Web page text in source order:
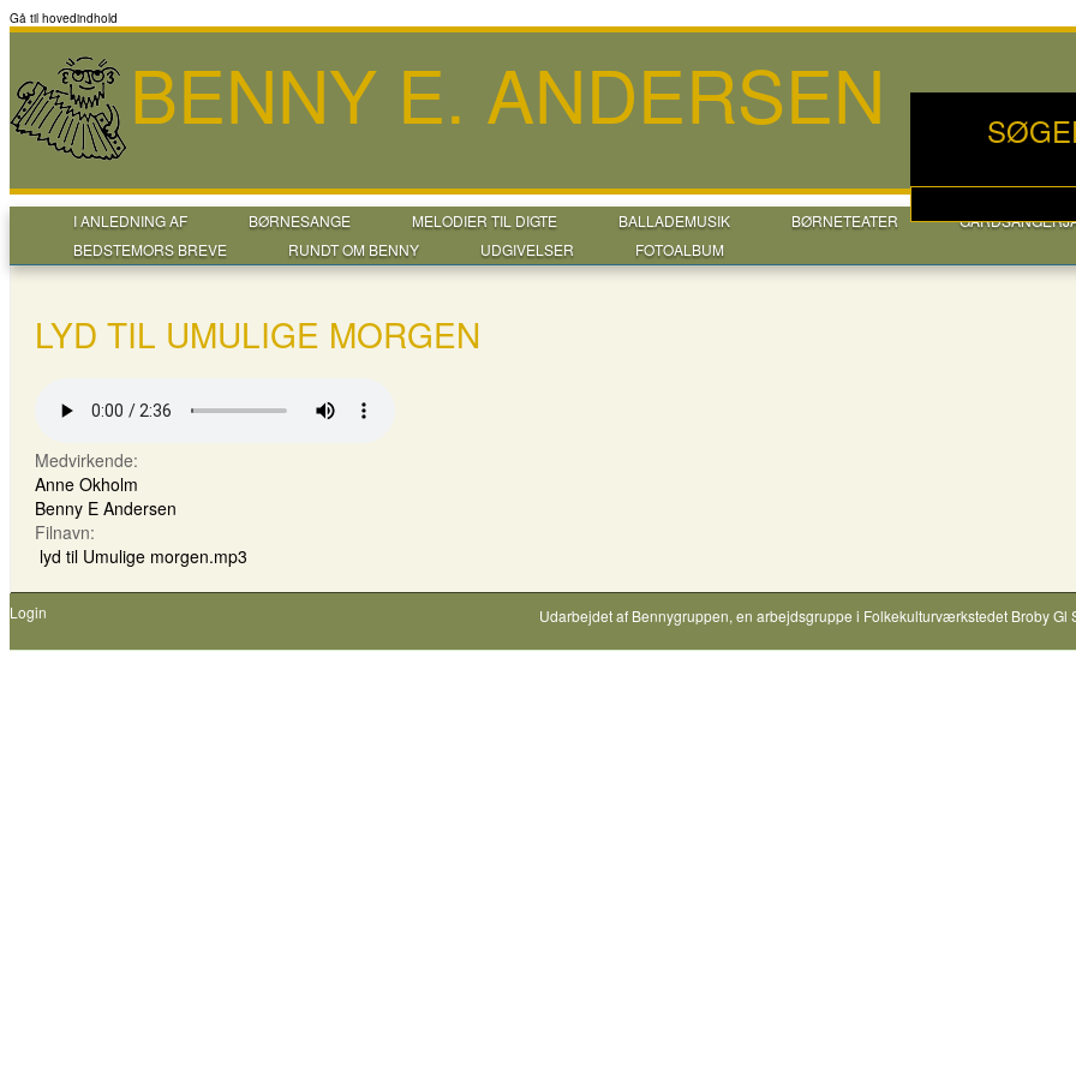
Gå til hovedindhold
BENNY E. ANDERSEN
I ANLEDNING AF BØRNESANGE MELODIER TIL DIGTE BALLADEMUSIK BØRNETEATER
BEDSTEMORS BREVE
RUNDT OM BENNY UDGIVELSER FOTOALBUM
LYD TIL UMULIGE MORGEN
Medvirkende:
Anne Okholm
Benny E Andersen
Filnavn:
lyd til Umulige morgen.mp3
Login Udarbejdet af Bennygruppen, en arbejdsgruppe i Folkekulturværkstedet Broby Gl